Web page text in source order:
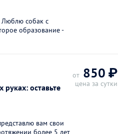
собак с
образование -
оставьте
вам свои
более 5 лет
от 850 ₽
цена за сутки